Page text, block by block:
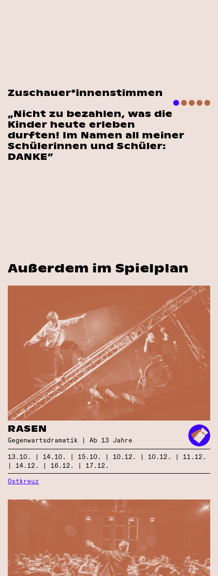
Zuschauer*innenstimmen
„Nicht zu bezahlen, was die
Kinder heute erleben
durften! Im Namen all meiner
Schülerinnen und Schüler:
DANKE”
Außerdem im Spielplan
RASEN
Gegenwarts­dramatik | Ab 13 Jahre
13.10. | 14.10. | 15.10. | 10.12. | 10.12. | 11.12.
| 14.12. | 16.12. | 17.12.
Ostkreuz